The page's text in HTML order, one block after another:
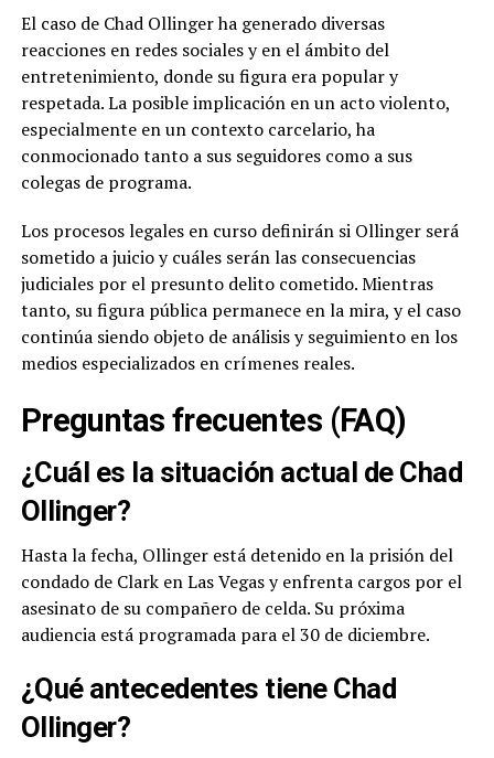
El caso de Chad Ollinger ha generado diversas
reacciones en redes sociales y en el ámbito del
entretenimiento, donde su figura era popular y
respetada. La posible implicación en un acto violento,
especialmente en un contexto carcelario, ha
conmocionado tanto a sus seguidores como a sus
colegas de programa.
Los procesos legales en curso definirán si Ollinger será
sometido a juicio y cuáles serán las consecuencias
judiciales por el presunto delito cometido. Mientras
tanto, su figura pública permanece en la mira, y el caso
continúa siendo objeto de análisis y seguimiento en los
medios especializados en crímenes reales.
Preguntas frecuentes (FAQ)
¿Cuál es la situación actual de Chad
Ollinger?
Hasta la fecha, Ollinger está detenido en la prisión del
condado de Clark en Las Vegas y enfrenta cargos por el
asesinato de su compañero de celda. Su próxima
audiencia está programada para el 30 de diciembre.
¿Qué antecedentes tiene Chad
Ollinger?